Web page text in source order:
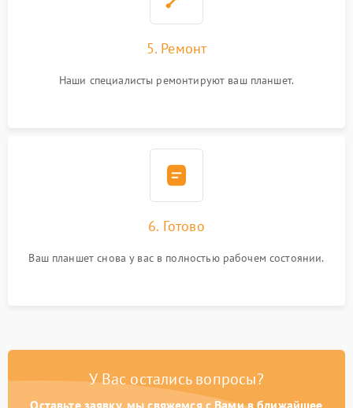
5. Ремонт
Наши специалисты ремонтируют ваш планшет.
6. Готово
Ваш планшет снова у вас в полностью рабочем состоянии.
У Вас остались вопросы?